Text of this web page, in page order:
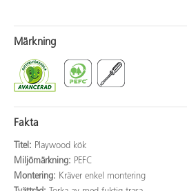
Märkning
Fakta
Titel: Playwood kök
Miljömärkning: PEFC
Montering: Kräver enkel montering